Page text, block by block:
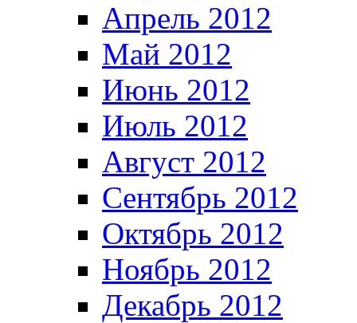
Апрель 2012
Май 2012
Июнь 2012
Июль 2012
Август 2012
Сентябрь 2012
Октябрь 2012
Ноябрь 2012
Декабрь 2012